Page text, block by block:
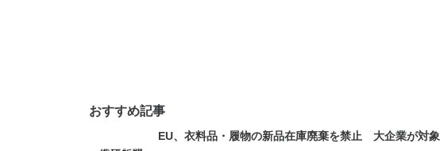
おすすめ記事
EU、衣料品・履物の新品在庫廃棄を禁止 大企業が対象